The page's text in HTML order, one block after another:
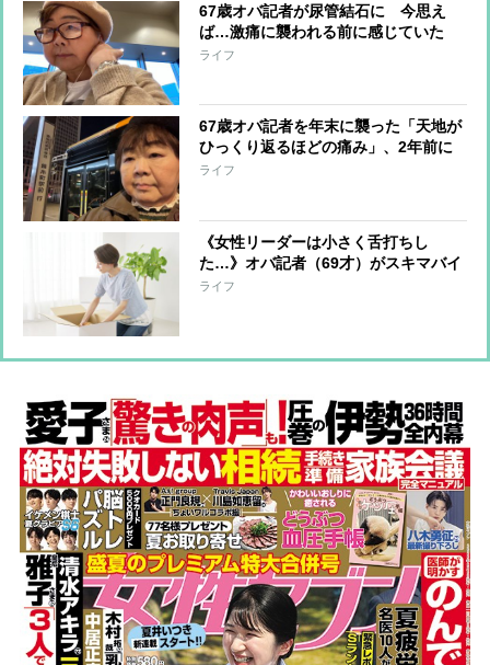
67歳オバ記者が尿管結石に 今思え
ば…激痛に襲われる前に感じていた
数々の“異変”
ライフ
67歳オバ記者を年末に襲った「天地が
ひっくり返るほどの痛み」、2年前に
は境界悪性腫瘍との診断 かかりつけ
ライフ
《女性リーダーは小さく舌打ちし
た…》オバ記者（69才）がスキマバイ
トに挑戦「私に肉体労働をする資格は
ライフ